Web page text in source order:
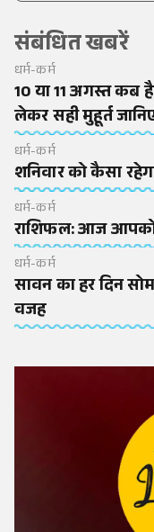
संबंधित खबरें
धर्म-कर्म
10 या 11 अगस्त कब है
लेकर सही मुहूर्त
धर्म-कर्म
शनिवार को कैसा
धर्म-कर्म
राशिफल: आज आपको
धर्म-कर्म
सावन का हर दिन
वजह